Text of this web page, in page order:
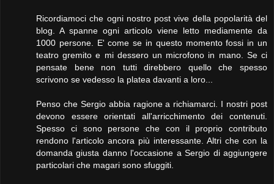
Ricordiamoci che ogni nostro post vive della popolarità del
blog. A spanne ogni articolo viene letto mediamente da
1000 persone. E' come se in questo momento fossi in un
teatro gremito e mi dessero un microfono in mano. Se ci
pensate bene non tutti direbbero quello che spesso
scrivono se vedesso la platea davanti a loro...
Penso che Sergio abbia ragione a richiamarci. I nostri post
devono essere orientati all'arricchimento dei contenuti.
Spesso ci sono persone che con il proprio contributo
rendono l'articolo ancora più interessante. Altri che con la
domanda giusta danno l'occasione a Sergio di aggiungere
particolari che magari sono sfuggiti.